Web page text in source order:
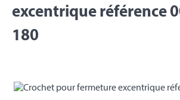
excentrique référence
180
Skip image gallery